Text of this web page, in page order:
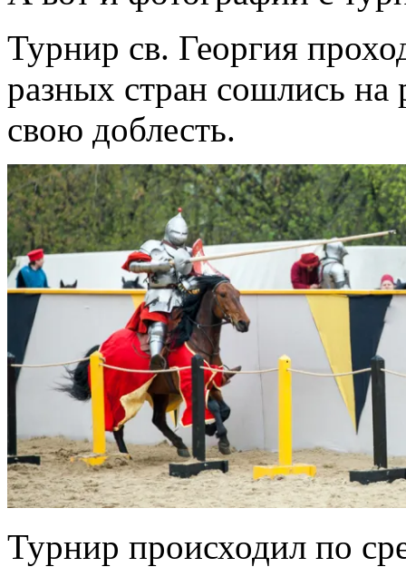
Турнир св. Георгия
разных стран сошлись на
свою доблесть.
Турнир происходил по